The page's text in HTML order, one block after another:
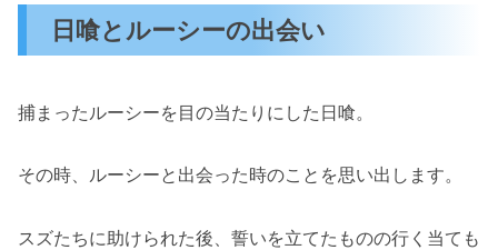
日喰とルーシーの出会い
捕まったルーシーを目の当たりにした日喰。
その時、ルーシーと出会った時のことを思い出します。
スズたちに助けられた後、誓いを立てたものの行く当ても